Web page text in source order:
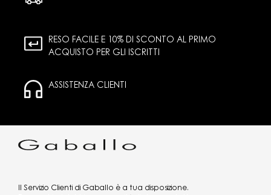
RESO FACILE E 10% DI SCONTO AL PRIMO
ACQUISTO PER GLI ISCRITTI
ASSISTENZA CLIENTI
Il Servizio Clienti di Gaballo è a tua disposizione.